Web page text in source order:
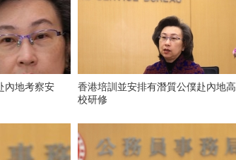
內地考察安
香港培訓並安排有潛質公僕赴內地高
校研修